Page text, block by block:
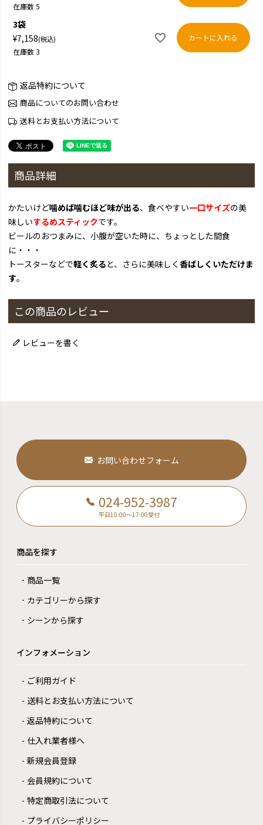
在庫数5
3袋
¥7,158 税込
在庫数3
カートに入れる
返品特約について
商品についてのお問い合わせ
送料とお支払い方法について
商品詳細
かたいけど噛めば噛むほど味が出る、食べやすい一口サイズの美
味しいするめスティックです。
ビールのおつまみに、小腹が空いた時に、ちょっとした間食
に・・・
トースターなどで軽く炙ると、さらに美味しく香ばしくいただけま
す。
この商品のレビュー
レビューを書く
お問い合わせフォーム
024-952-3987
平日10:00～17:00受付
商品を探す
商品一覧
カテゴリーから探す
シーンから探す
インフォメーション
ご利用ガイド
送料とお支払い方法について
返品特約について
仕入れ業者様へ
新規会員登録
会員規約について
特定商取引法について
プライバシーポリシー